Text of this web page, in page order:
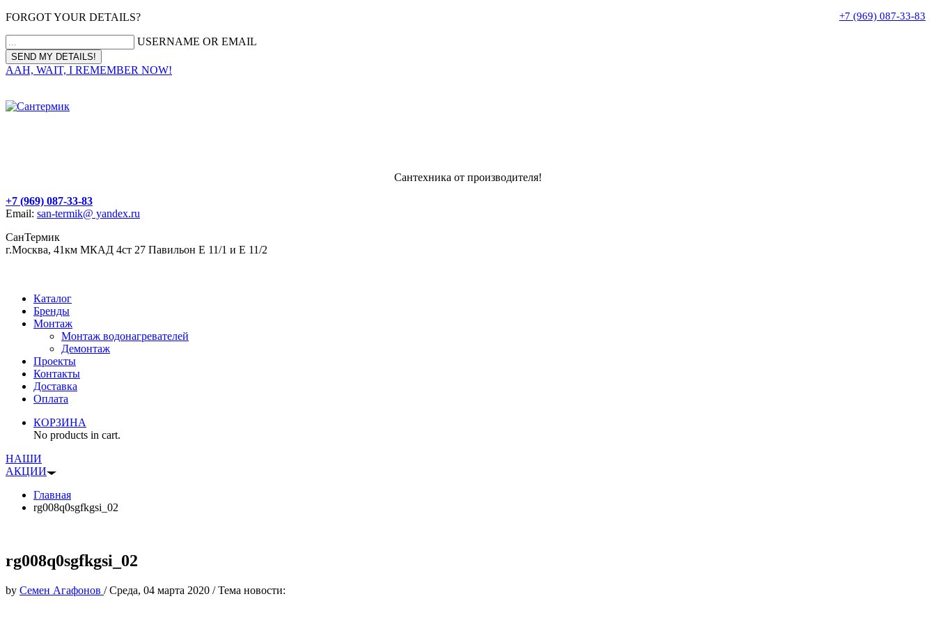
FORGOT YOUR DETAILS?
USERNAME OR EMAIL
AAH, WAIT, I REMEMBER NOW!
+7 (969) 087-33-83
Сантехника от производителя!
+7 (969) 087-33-83
Email: san-termik@ yandex.ru
СанТермик
г.Москва, 41км МКАД 4ст 27 Павильон Е 11/1 и Е 11/2
Каталог
Бренды
Монтаж
Монтаж водонагревателей
Демонтаж
Проекты
Контакты
Доставка
Оплата
КОРЗИНА
No products in cart.
НАШИ
АКЦИИ
Главная
rg008q0sgfkgsi_02
rg008q0sgfkgsi_02
by Семен Агафонов /Среда, 04 марта 2020 /Тема новости: